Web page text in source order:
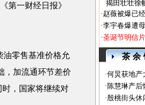
第一财经日报》
零售基准价格允
，加流通环节差价
，国家将继续对
揭田壮壮徐
·赵薇被爆已
·李宇春爆遭
·圣诞节明信
茶 余
·何炅获地产
·陈慧琳产后
·殷桃街头休